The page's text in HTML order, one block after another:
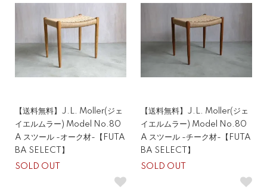
【送料無料】J.L. Moller(ジェ
イエルムラー) Model No.80
A スツール -オーク材-【FUTA
BA SELECT】
SOLD OUT
【送料無料】J.L. Moller(ジェ
イエルムラー) Model No.80
A スツール -チーク材-【FUTA
BA SELECT】
SOLD OUT